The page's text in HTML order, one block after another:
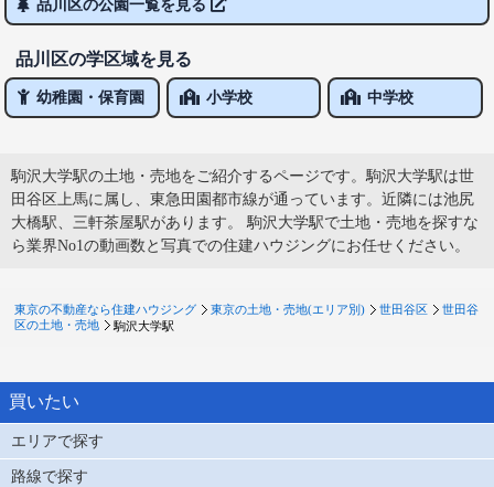
品川区の公園一覧を見る
品川区の学区域を見る
幼稚園・保育園 小学校 中学校
駒沢大学駅の土地・売地をご紹介するページです。駒沢大学駅は世
田谷区上馬に属し、東急田園都市線が通っています。近隣には池尻
大橋駅、三軒茶屋駅があります。 駒沢大学駅で土地・売地を探すな
ら業界No1の動画数と写真での住建ハウジングにお任せください。
東京の不動産なら住建ハウジング 東京の土地・売地(エリア別) 世田谷区
世田谷
区の土地・売地
駒沢大学駅
買いたい
エリアで探す
路線で探す